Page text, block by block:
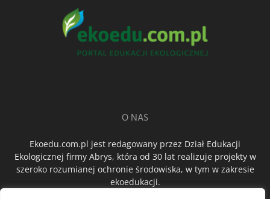
O NAS
Ekoedu.com.pl jest redagowany przez Dział Edukacji
Ekologicznej firmy Abrys, która od 30 lat realizuje projekty w
szeroko rozumianej ochronie środowiska, w tym w zakresie
ekoedukacji.